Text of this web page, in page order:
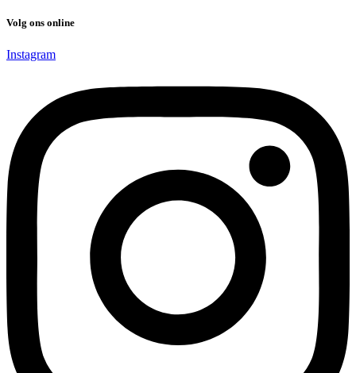
Volg ons online
Instagram